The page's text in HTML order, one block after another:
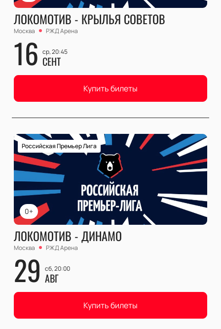
ЛОКОМОТИВ - КРЫЛЬЯ СОВЕТОВ
Москва РЖД Арена
16 ср, 20:45
СЕНТ
Купить билеты
0+
Российская Премьер Лига
ЛОКОМОТИВ - ДИНАМО
Москва РЖД Арена
29 сб, 20:00
АВГ
Купить билеты